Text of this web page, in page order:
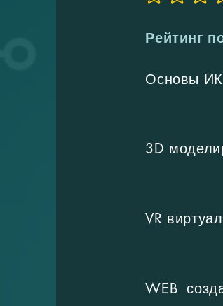
Еще нет
Рейтинг
Основы
3D
VR
WEB